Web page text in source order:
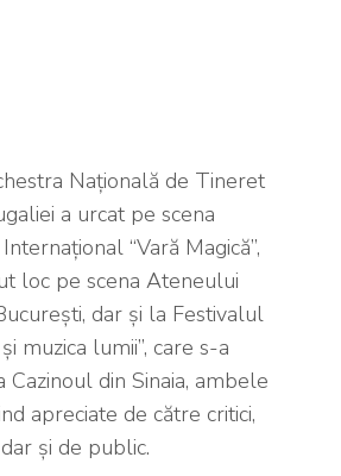
Națională de Tineret
a urcat pe scena
“Vară Magică”,
loc pe scena Ateneului
dar și la Festivalul
muzica lumii”, care s-a
Cazinoul din Sinaia, ambele
apreciate de către critici,
dar și de public.